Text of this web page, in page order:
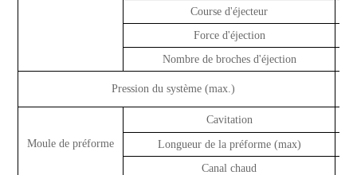
Course d'éjecteur
Force d'éjection
Nombre de broches d'éjection
Pression du système (max.)
Moule de préforme
Cavitation
Longueur de la préforme (max)
Canal chaud